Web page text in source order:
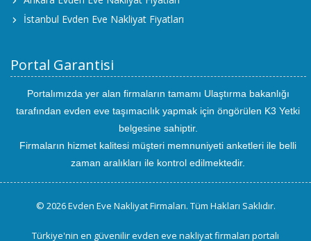
İstanbul Evden Eve Nakliyat Fiyatları
Portal Garantisi
Portalımızda yer alan firmaların tamamı Ulaştırma bakanlığı
tarafından evden eve taşımacılık yapmak için öngörülen K3 Yetki
belgesine sahiptir.
Firmaların hizmet kalitesi müşteri memnuniyeti anketleri ile belli
zaman aralıkları ile kontrol edilmektedir.
© 2026 Evden Eve Nakliyat Firmaları. Tüm Hakları Saklıdır.
Türkiye'nin en güvenilir evden eve nakliyat firmaları portalı